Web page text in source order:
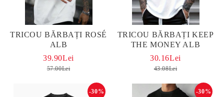
TRICOU BĂRBAȚI ROSÉ
ALB
39.90Lei
57.00Lei
TRICOU BĂRBAȚI KEEP
THE MONEY ALB
30.16Lei
43.08Lei
-30% -30%